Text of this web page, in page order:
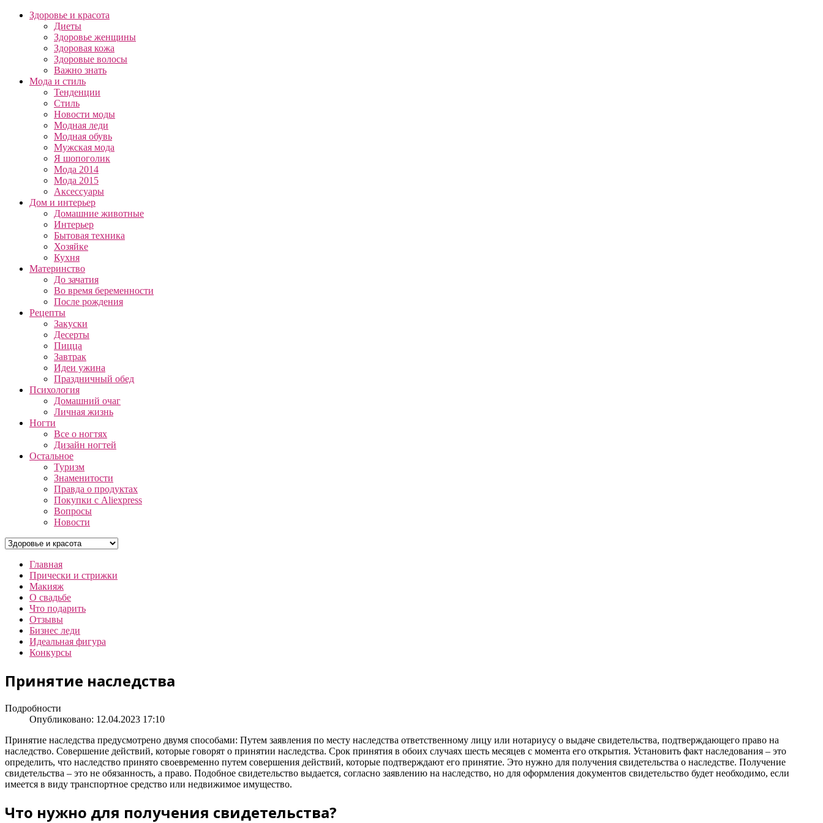
Здоровье и красота
Диеты
Здоровье женщины
Здоровая кожа
Здоровые волосы
Важно знать
Мода и стиль
Тенденции
Стиль
Новости моды
Модная леди
Модная обувь
Мужская мода
Я шопоголик
Мода 2014
Мода 2015
Аксессуары
Дом и интерьер
Домашние животные
Интерьер
Бытовая техника
Хозяйке
Кухня
Материнство
До зачатия
Во время беременности
После рождения
Рецепты
Закуски
Десерты
Пицца
Завтрак
Идеи ужина
Праздничный обед
Психология
Домашний очаг
Личная жизнь
Ногти
Все о ногтях
Дизайн ногтей
Остальное
Туризм
Знаменитости
Правда о продуктах
Покупки с Aliexpress
Вопросы
Новости
Главная
Прически и стрижки
Макияж
О свадьбе
Что подарить
Отзывы
Бизнес леди
Идеальная фигура
Конкурсы
Принятие наследства
Подробности
Опубликовано: 12.04.2023 17:10
Принятие наследства предусмотрено двумя способами: Путем заявления по месту наследства ответственному лицу или нотариусу о выдаче свидетельства, подтверждающего право на
наследство. Совершение действий, которые говорят о принятии наследства. Срок принятия в обоих случаях шесть месяцев с момента его открытия. Установить факт наследования – это
определить, что наследство принято своевременно путем совершения действий, которые подтверждают его принятие. Это нужно для получения свидетельства о наследстве. Получение
свидетельства – это не обязанность, а право. Подобное свидетельство выдается, согласно заявлению на наследство, но для оформления документов свидетельство будет необходимо, если
имеется в виду транспортное средство или недвижимое имущество.
Что нужно для получения свидетельства?